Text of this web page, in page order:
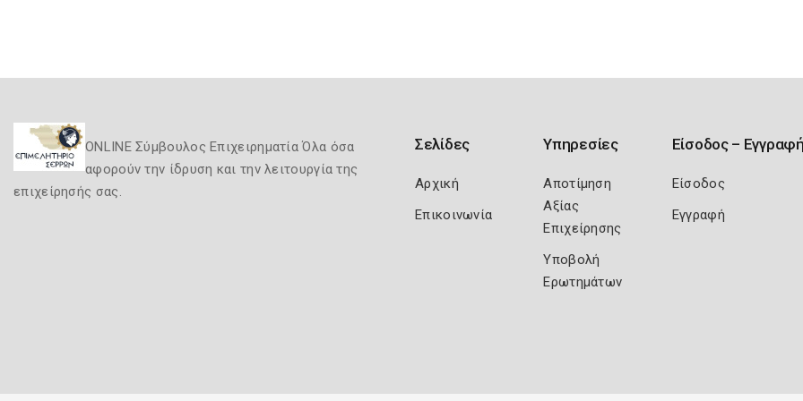
ONLINE Σύμβουλος Επιχειρηματία Όλα όσα
αφορούν την ίδρυση και την λειτουργία της
επιχείρησής σας.
Σελίδες
Αρχική
Επικοινωνία
Υπηρεσίες
Αποτίμηση
Αξίας
Επιχείρησης
Υποβολή
Ερωτημάτων
Είσοδος –
Είσοδος
Εγγραφή